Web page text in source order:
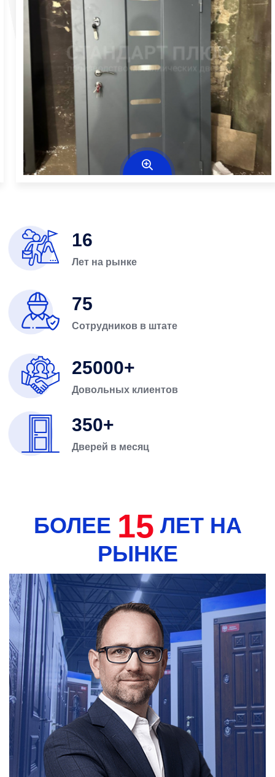
16
Лет на рынке
75
Сотрудников в штате
25000
Довольных клиентов
350
Дверей в месяц
БОЛЕЕ 15 ЛЕТ НА
РЫНКЕ